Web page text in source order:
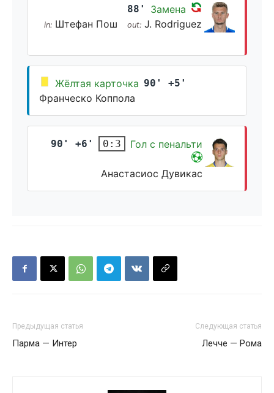
88' Замена
in: Штефан Пош out: J. Rodriguez
Жёлтая карточка 90' +5'
Франческо Коппола
90' +6' 0:3 Гол с пенальти
Анастасиос Дувикас
Предыдущая статья
Парма — Интер
Следующая статья
Лечче — Рома